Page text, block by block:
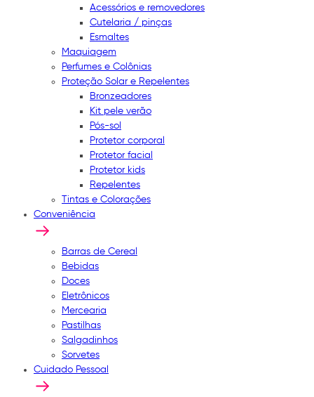
Acessórios e removedores
Cutelaria / pinças
Esmaltes
Maquiagem
Perfumes e Colônias
Proteção Solar e Repelentes
Bronzeadores
Kit pele verão
Pós-sol
Protetor corporal
Protetor facial
Protetor kids
Repelentes
Tintas e Colorações
Conveniência
Barras de Cereal
Bebidas
Doces
Eletrônicos
Mercearia
Pastilhas
Salgadinhos
Sorvetes
Cuidado Pessoal